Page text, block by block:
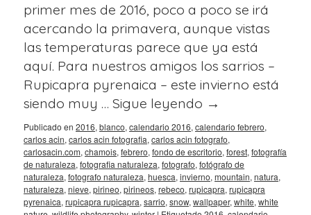
primer mes de 2016, poco a poco se irá
acercando la primavera, aunque vistas
las temperaturas parece que ya está
aquí. Para nuestros amigos los sarrios –
Rupicapra pyrenaica – este invierno está
siendo muy … Sigue leyendo →
Publicado en 2016, blanco, calendario 2016, calendario febrero,
carlos acin, carlos acin fotografia, carlos acin fotografo,
carlosacin.com, chamois, febrero, fondo de escritorio, forest, fotografía
de naturaleza, fotografia naturaleza, fotografo, fotógrafo de
naturaleza, fotografo naturaleza, huesca, invierno, mountain, natura,
naturaleza, nieve, pirineo, pirineos, rebeco, rupicapra, rupicapra
pyrenaica, rupicapra rupicapra, sarrio, snow, wallpaper, white, white